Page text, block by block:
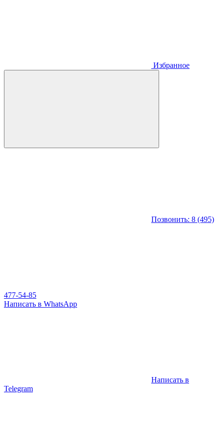
Избранное
Позвонить: 8 (495)
477-54-85
Написать в WhatsApp
Написать в
Telegram